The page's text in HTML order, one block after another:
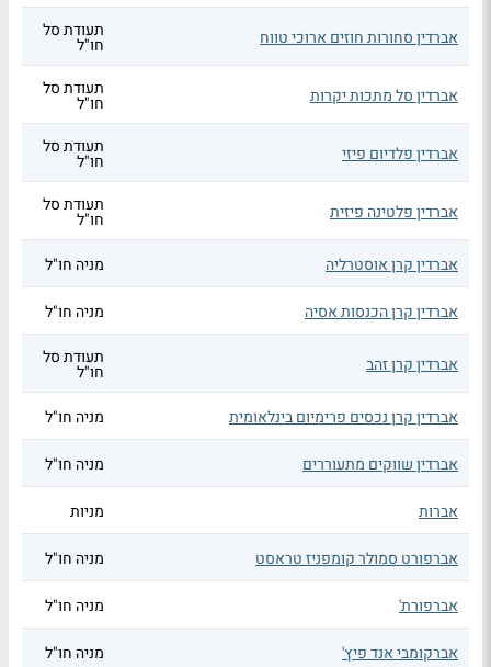
אברדין סחורות חוזים ארוכי טווח תעודת סל
חו"ל
אברדין סל מתכות יקרות תעודת סל
חו"ל
אברדין פלדיום פיזי תעודת סל
חו"ל
אברדין פלטינה פיזית תעודת סל
חו"ל
אברדין קרן אוסטרליה
מניה חו"ל
אברדין קרן הכנסות אסיה מניה חו"ל
אברדין קרן זהב תעודת סל
חו"ל
אברדין קרן נכסים פרימיום בינלאומית
מניה חו"ל
אברדין שווקים מתעוררים מניה חו"ל
אברות מניות
אברפורט סמולר קומפניז טראסט מניה חו"ל
אברפורת' מניה חו"ל
אברקומבי אנד פיץ' מניה חו"ל